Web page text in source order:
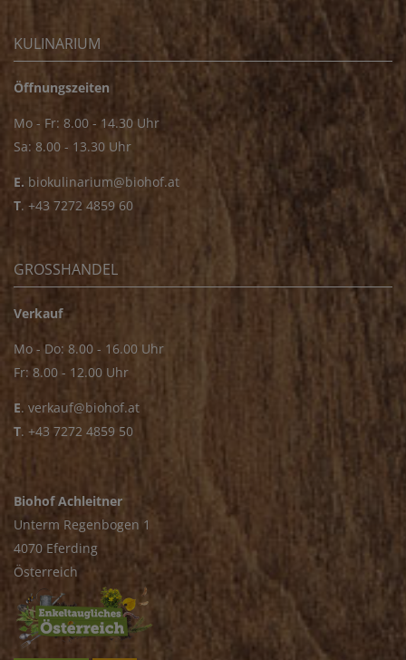
KULINARIUM
Öffnungszeiten
Mo - Fr: 8.00 - 14.30 Uhr
Sa: 8.00 - 13.30 Uhr
E. biokulinarium@biohof.at
T. +43 7272 4859 60
GROSSHANDEL
Verkauf
Mo - Do: 8.00 - 16.00 Uhr
Fr: 8.00 - 12.00 Uhr
E. verkauf@biohof.at
T. +43 7272 4859 50
Biohof Achleitner
Unterm Regenbogen 1
4070 Eferding
Österreich